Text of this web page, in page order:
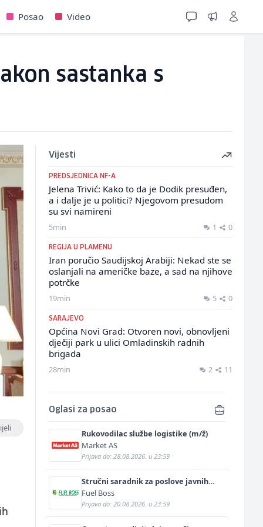
Posao Video
sastanka s
Vijesti
PREDSJEDNICA NF-A
Jelena Trivić: Kako to da je Dodik presuđen,
a i dalje je u politici? Njegovom presudom
su svi namireni
5min 1 0
REGIJA U PLAMENU
Iran poručio Saudijskoj Arabiji: Nekad ste se
oslanjali na američke baze, a sad na njihove
potrčke
19min 5 0
SARAJEVO
Općina Novi Grad: Otvoren novi, obnovljeni
dječiji park u ulici Omladinskih radnih
brigada
28min 2 11
Oglasi za posao
Rukovodilac službe logistike (m/ž)
Market AS
Prijava do: 28.08.2026. u 23:59
Stručni saradnik za poslove javnih
nabavki (m/ž)
Fuel Boss
Prijava do: 20.08.2026. u 23:59